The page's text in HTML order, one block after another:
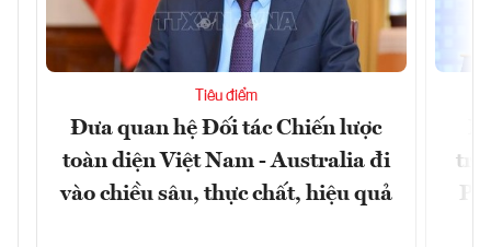
Tiêu điểm
Đưa quan hệ Đối tác Chiến lược
toàn diện Việt Nam - Australia đi
vào chiều sâu, thực chất, hiệu quả